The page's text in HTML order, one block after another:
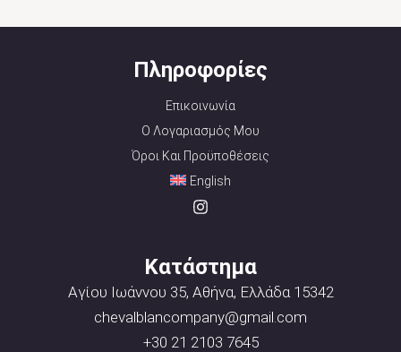
Πληροφορίες
Επικοινωνία
Ο Λογαριασμός Μου
Όροι Και Προϋποθέσεις
English
Κατάστημα
Αγίου Ιωάννου 35, Αθήνα, Ελλάδα 15342
chevalblancompany@gmail.com
+30 21 2103 7645